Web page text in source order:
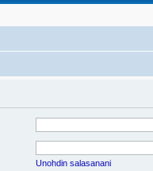
Unohdin salasanani